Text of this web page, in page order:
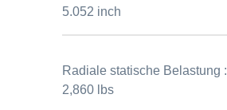
5.052 inch
Radiale statische Belastung :
2,860 lbs